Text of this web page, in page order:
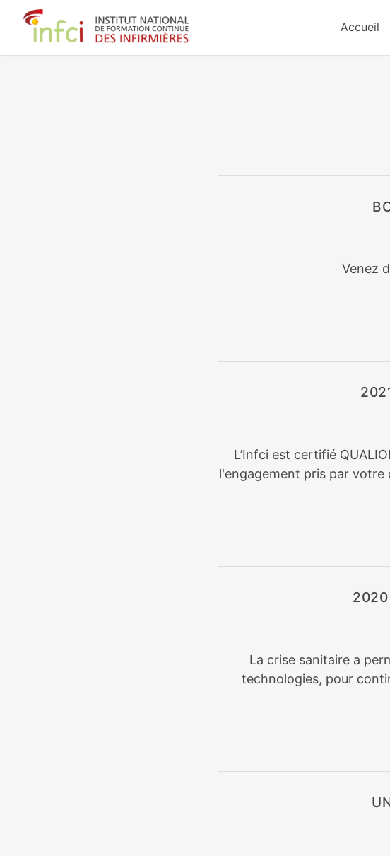
Accueil
Venez
L’Infci est certifié
l'engagement pris par votre
2020
La crise sanitaire a
technologies, pour